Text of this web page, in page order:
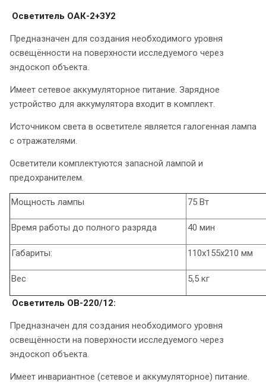
Осветитель ОАК-2+ЗУ2
Предназначен для создания необходимого уровня
освещённости на поверхности исследуемого через
эндоскоп объекта.
Имеет сетевое аккумуляторное питание. Зарядное
устройство для аккумулятора входит в комплект.
Источником света в осветителе является галогенная лампа
с отражателями.
Осветители комплектуются запасной лампой и
предохранителем.
Мощность лампы 75 Вт
Время работы до полного разряда 40 мин
Габариты: 110х155х210 мм
Вес 5,5 кг
Осветитель ОВ-220/12:
Предназначен для создания необходимого уровня
освещённости на поверхности исследуемого через
эндоскоп объекта.
Имеет инвариантное (сетевое и аккумуляторное) питание.